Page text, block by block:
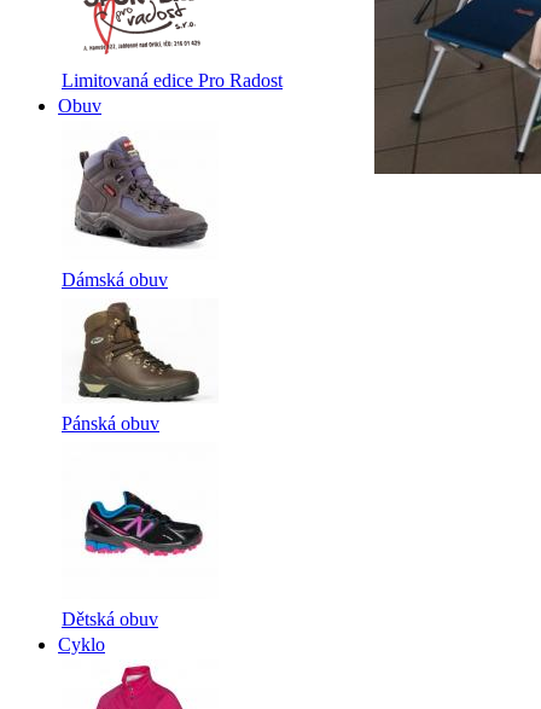
Limitovaná edice Pro Radost
Obuv
Dámská obuv
Pánská obuv
Dětská obuv
Cyklo